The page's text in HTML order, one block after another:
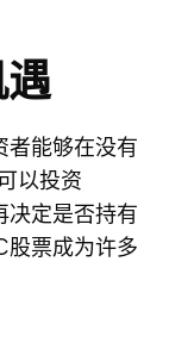
者能够在没有
以投资
决定是否持有
股票成为许多